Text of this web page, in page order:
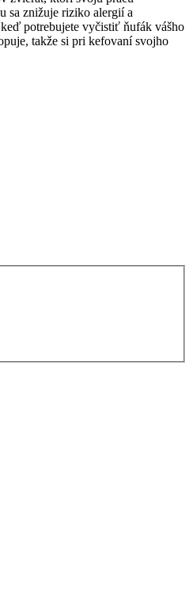
sa znižuje riziko alergií a
potrebujete vyčistiť ňufák vášho
takže si pri kefovaní svojho